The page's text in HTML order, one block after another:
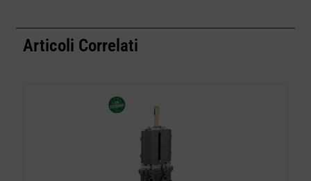
Articoli Correlati